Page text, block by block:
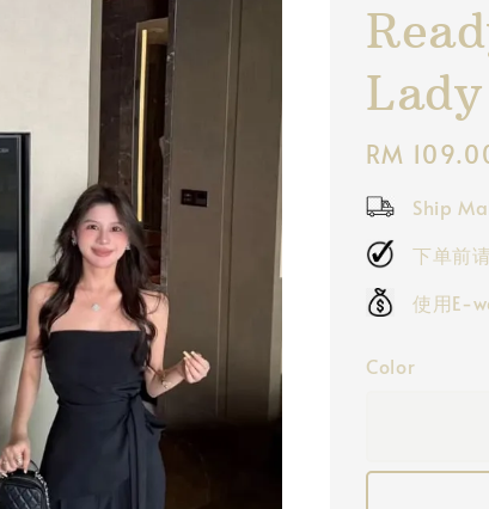
Regular
price
RM
Ship
下单前
使用E-
Color